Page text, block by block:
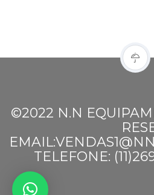
©2022 N.N
TELEFONE: